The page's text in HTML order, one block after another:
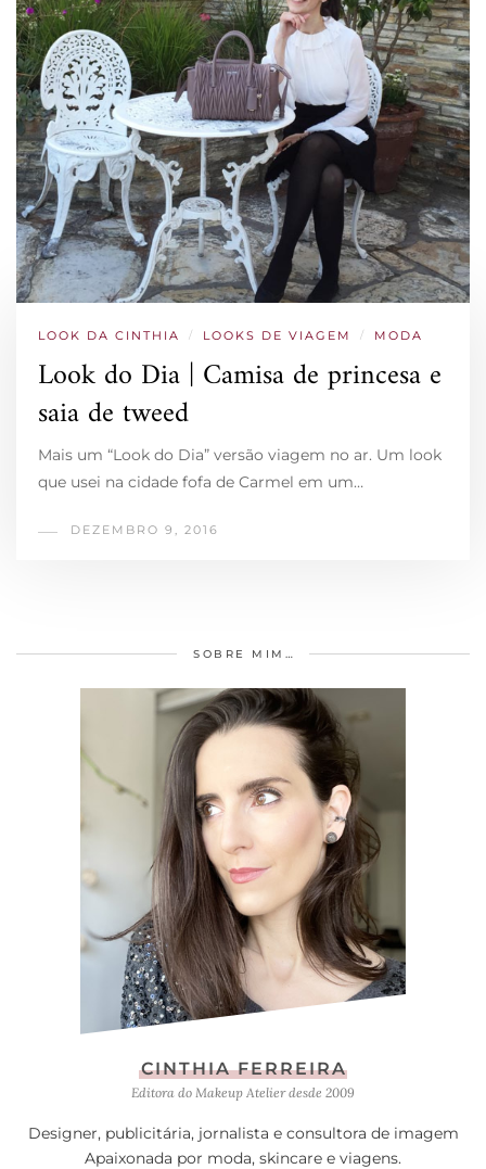
LOOK DA CINTHIA / LOOKS DE VIAGEM / MODA
Look do Dia | Camisa de princesa e
saia de tweed
Mais um “Look do Dia” versão viagem no ar. Um look
que usei na cidade fofa de Carmel em um…
DEZEMBRO 9, 2016
SOBRE MIM…
CINTHIA FERREIRA
Editora do Makeup Atelier desde 2009
Designer, publicitária, jornalista e consultora de imagem
Apaixonada por moda, skincare e viagens.